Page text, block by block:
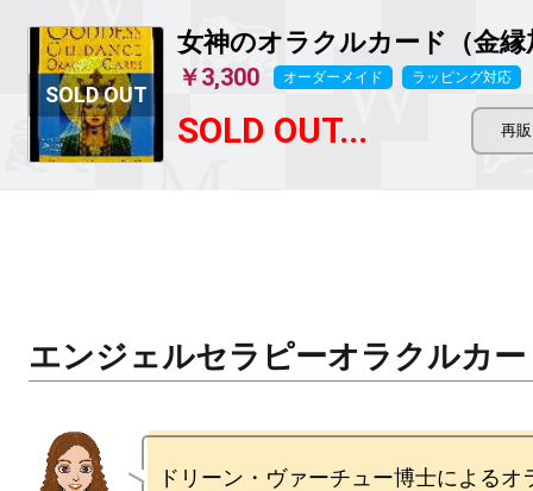
女神のオラクルカード（金縁
￥3,300 オーダーメイド ラッピング対応
SOLD OUT...
エンジェルセラピーオラクルカ
ドリーン・ヴァーチュー博士によるオ